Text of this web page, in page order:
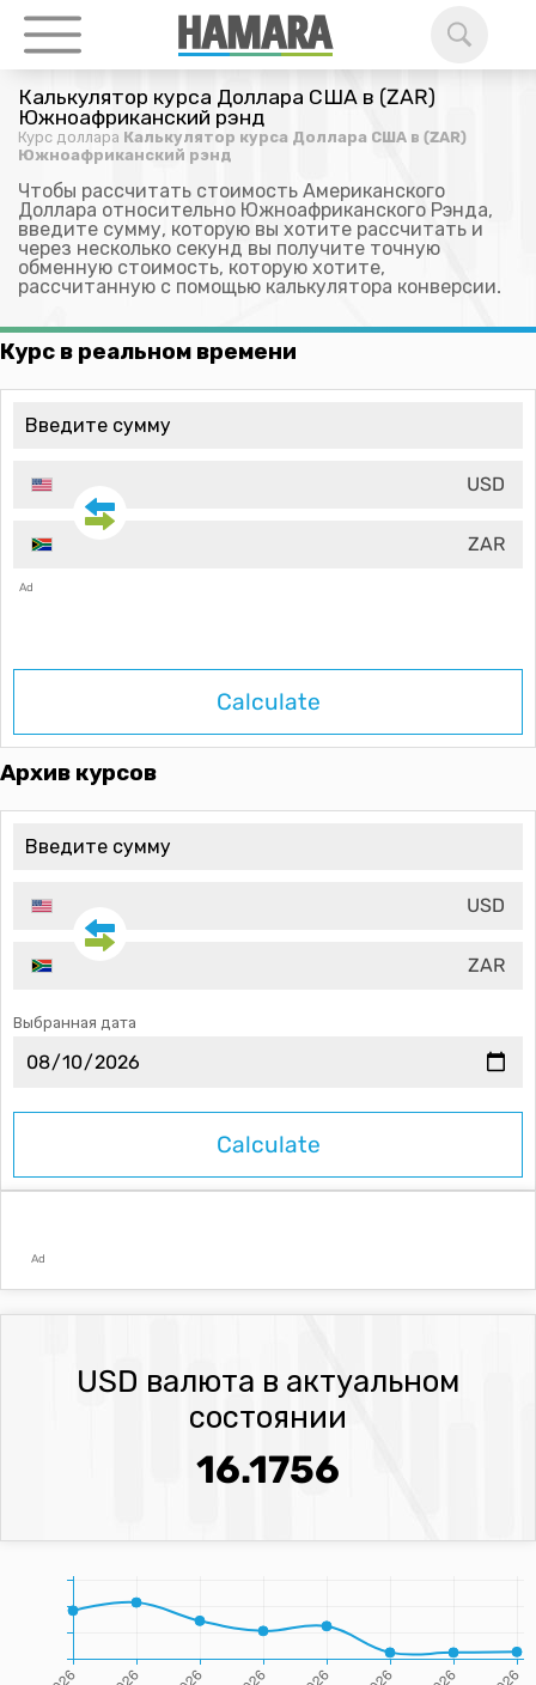
Калькулятор курса Доллара США в (ZAR)
Южноафриканский рэнд
Курс доллара Калькулятор курса Доллара США в (ZAR)
Южноафриканский рэнд
Чтобы рассчитать стоимость Американского
Доллара относительно Южноафриканского Рэнда,
введите сумму, которую вы хотите рассчитать и
через несколько секунд вы получите точную
обменную стоимость, которую хотите,
рассчитанную с помощью калькулятора конверсии.
Курс в реальном времени
USD
ZAR
Ad
Calculate
Архив курсов
USD
ZAR
Выбранная дата
Ad
USD валюта в актуальном
состоянии
16.1756